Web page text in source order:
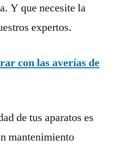
Y que necesite la
expertos.
con las averías de
de tus aparatos es
mantenimiento